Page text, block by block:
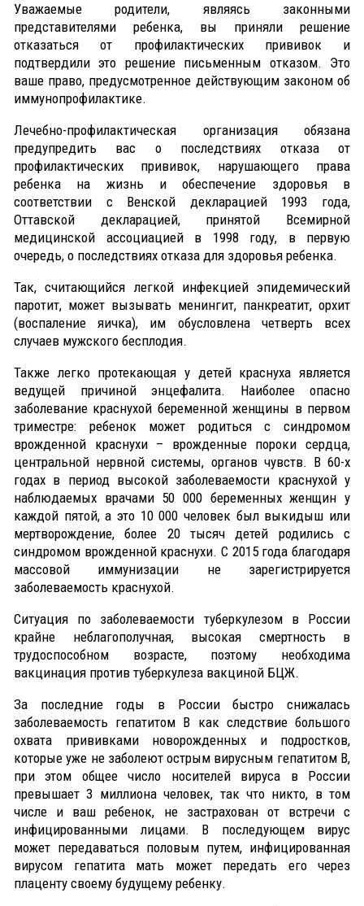
Уважаемые родители, являясь законными
представителями ребенка, вы приняли решение
отказаться от профилактических прививок и
подтвердили это решение письменным отказом. Это
ваше право, предусмотренное действующим законом об
иммунопрофилактике.
Лечебно-профилактическая организация обязана
предупредить вас о последствиях отказа от
профилактических прививок, нарушающего права
ребенка на жизнь и обеспечение здоровья в
соответствии с Венской декларацией 1993 года,
Оттавской декларацией, принятой Всемирной
медицинской ассоциацией в 1998 году, в первую
очередь, о последствиях отказа для здоровья ребенка.
Так, считающийся легкой инфекцией эпидемический
паротит, может вызывать менингит, панкреатит, орхит
(воспаление яичка), им обусловлена четверть всех
случаев мужского бесплодия.
Также легко протекающая у детей краснуха является
ведущей причиной энцефалита. Наиболее опасно
заболевание краснухой беременной женщины в первом
триместре: ребенок может родиться с синдромом
врожденной краснухи – врожденные пороки сердца,
центральной нервной системы, органов чувств. В 60-х
годах в период высокой заболеваемости краснухой у
наблюдаемых врачами 50 000 беременных женщин у
каждой пятой, а это 10 000 человек был выкидыш или
мертворождение, более 20 тысяч детей родились с
синдромом врожденной краснухи. С 2015 года благодаря
массовой иммунизации не зарегистрируется
заболеваемость краснухой.
Ситуация по заболеваемости туберкулезом в России
крайне неблагополучная, высокая смертность в
трудоспособном возрасте, поэтому необходима
вакцинация против туберкулеза вакциной БЦЖ.
За последние годы в России быстро снижалась
заболеваемость гепатитом В как следствие большого
охвата прививками новорожденных и подростков,
которые уже не заболеют острым вирусным гепатитом В,
при этом общее число носителей вируса в России
превышает 3 миллиона человек, так что никто, в том
числе и ваш ребенок, не застрахован от встречи с
инфицированными лицами. В последующем вирус
может передаваться половым путем, инфицированная
вирусом гепатита мать может передать его через
плаценту своему будущему ребенку.